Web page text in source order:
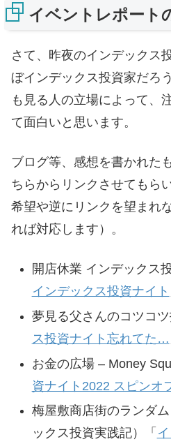
イベントレポート
さて、昨夜のインデックス
ぼインデックス投資家だろ
も見る人の立場によって、
て面白いと思います。
ブログ等、感想を書かれた
ちらからリンクさせてもら
希望や逆にリンクを望まれ
れば対応します）。
開店休業 インデックス
インデックス投資ナイト
夢見る父さんのコツコツ
ス投資ナイト忘れてた…
お金の広場 – Money
資ナイト2022 スピンオ
梅屋敷商店街のランダ
ックス投資実践記）「